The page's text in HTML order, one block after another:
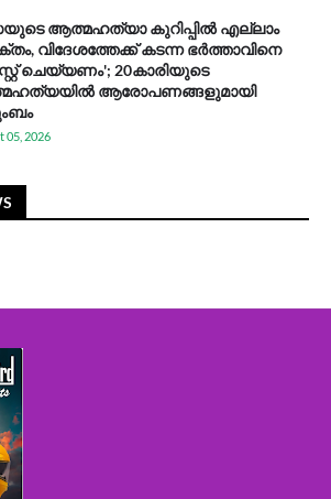
ആത്മഹത്യാ കുറിപ്പിൽ എല്ലാം
വിദേശത്തേക്ക് കടന്ന ഭർത്താവിനെ
ചെയ്യണം'; 20കാരിയുടെ
ആരോപണങ്ങളുമായി
05, 2026